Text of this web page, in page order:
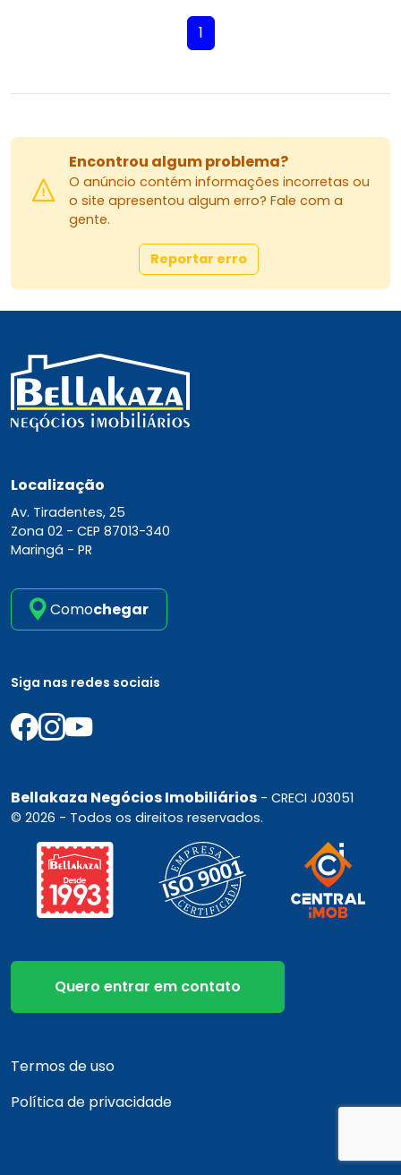
1
Encontrou algum problema?
O anúncio contém informações incorretas ou
o site apresentou algum erro? Fale com a
gente.
Reportar erro
Localização
Av. Tiradentes, 25
Zona 02 - CEP 87013-340
Maringá - PR
Comochegar
Siga nas redes sociais
Bellakaza Negócios Imobiliários - CRECI J03051
© 2026 - Todos os direitos reservados.
Quero entrar em contato
Termos de uso
Política de privacidade